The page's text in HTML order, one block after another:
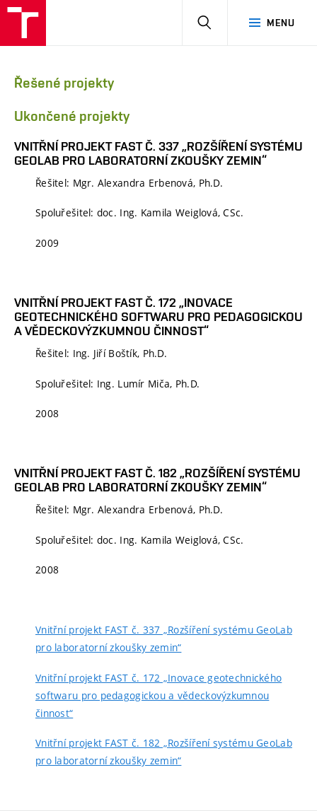
MENU
Řešené projekty
Ukončené projekty
VNITŘNÍ PROJEKT FAST Č. 337 „ROZŠÍŘENÍ SYSTÉMU
GEOLAB PRO LABORATORNÍ ZKOUŠKY ZEMIN“
Řešitel: Mgr. Alexandra Erbenová, Ph.D.
Spoluřešitel: doc. Ing. Kamila Weiglová, CSc.
2009
VNITŘNÍ PROJEKT FAST Č. 172 „INOVACE
GEOTECHNICKÉHO SOFTWARU PRO PEDAGOGICKOU
A VĚDECKOVÝZKUMNOU ČINNOST“
Řešitel: Ing. Jiří Boštík, Ph.D.
Spoluřešitel: Ing. Lumír Miča, Ph.D.
2008
VNITŘNÍ PROJEKT FAST Č. 182 „ROZŠÍŘENÍ SYSTÉMU
GEOLAB PRO LABORATORNÍ ZKOUŠKY ZEMIN“
Řešitel: Mgr. Alexandra Erbenová, Ph.D.
Spoluřešitel: doc. Ing. Kamila Weiglová, CSc.
2008
Vnitřní projekt FAST č. 337 „Rozšíření systému GeoLab
pro laboratorní zkoušky zemin“
Vnitřní projekt FAST č. 172 „Inovace geotechnického
softwaru pro pedagogickou a vědeckovýzkumnou
činnost“
Vnitřní projekt FAST č. 182 „Rozšíření systému GeoLab
pro laboratorní zkoušky zemin“